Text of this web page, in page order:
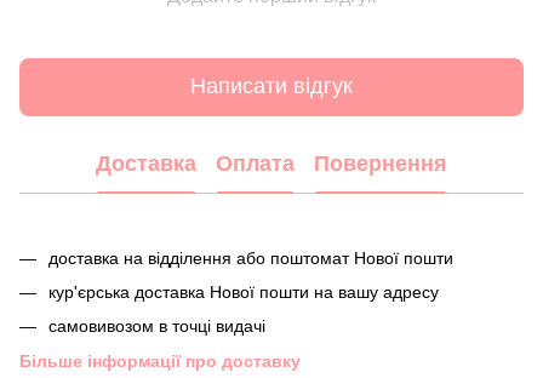
Написати відгук
Доставка Оплата Повернення
доставка на відділення або поштомат Нової пошти
кур'єрська доставка Нової пошти на вашу адресу
самовивозом в точці видачі
Більше інформації про доставку